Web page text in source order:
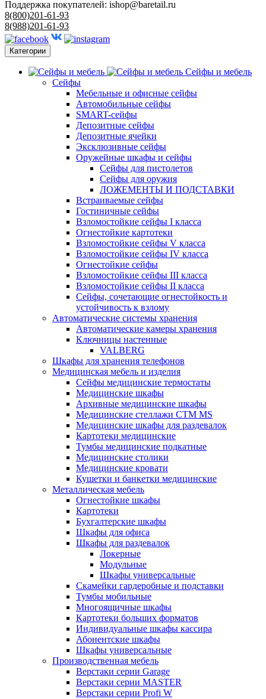
Поддержка покупателей: ishop@baretail.ru
8(800)201-61-93
8(988)201-61-93
Категории
Сейфы и мебель
Сейфы
Мебельные и офисные сейфы
Автомобильные сейфы
SMART-сейфы
Депозитные сейфы
Депозитные ячейки
Эксклюзивные сейфы
Оружейные шкафы и сейфы
Сейфы для пистолетов
Сейфы для оружия
ЛОЖЕМЕНТЫ И ПОДСТАВКИ
Встраиваемые сейфы
Гостиничные сейфы
Взломостойкие сейфы I класса
Огнестойкие картотеки
Взломостойкие сейфы V класса
Взломостойкие сейфы IV класса
Огнестойкие сейфы
Взломостойкие сейфы III класса
Взломостойкие сейфы II класса
Сейфы, сочетающие огнестойкость и
устойчивость к взлому
Автоматические системы хранения
Автоматические камеры хранения
Ключницы настенные
VALBERG
Шкафы для хранения телефонов
Медицинская мебель и изделия
Сейфы медицинские термостаты
Медицинские шкафы
Архивные медицинские шкафы
Медицинские стеллажи CTM MS
Медицинские шкафы для раздевалок
Картотеки медицинские
Тумбы медицинские подкатные
Медицинские столики
Медицинские кровати
Кушетки и банкетки медицинские
Металлическая мебель
Огнестойкие шкафы
Картотеки
Бухгалтерские шкафы
Шкафы для офиса
Шкафы для раздевалок
Локерные
Модульные
Шкафы универсальные
Скамейки гардеробные и подставки
Тумбы мобильные
Многоящичные шкафы
Картотеки больших форматов
Индивидуальные шкафы кассира
Абонентские шкафы
Шкафы универсальные
Производственная мебель
Верстаки серии Garage
Верстаки серии MASTER
Верстаки серии Profi W